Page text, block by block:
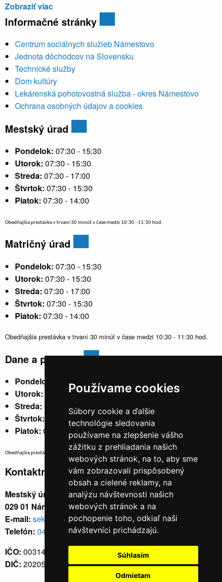
Používame cookies
Súbory cookie a ďalšie
technológie sledovania
používame na zlepšenie vášho
zážitku z prehliadania našich
webových stránok, na to, aby sme
vám zobrazovali prispôsobený
obsah a cielené reklamy, na
analýzu návštevnosti našich
webových stránok a na
pochopenie toho, odkiaľ naši
návštevníci prichádzajú.
Súhlasím
Odmietam
Zobraziť viac
Informačné stránky
Centrum sociálnych služieb Námestovo
Jednota dôchodcov na Slovensku
Technické služby
Dom kultúry
Lekárenská pohotovostná služba - okres Námestovo
Ochrana osobných údajov a cookies
Mestský úrad
Pondelok: 07:30 - 15:30
Utorok: 07:30 - 15:30
Streda: 07:30 - 17:00
Štvrtok: 07:30 - 15:30
Piatok: 07:30 - 14:00
Obedňajšia prestávka v trvaní 30 minút v čase medzi 10:30 - 11:30 hod.
Matričný úrad
Pondelok: 07:30 - 15:30
Utorok: 07:30 - 15:30
Streda: 07:30 - 17:00
Štvrtok: 07:30 - 15:30
Piatok: 07:30 - 14:00
Obedňajšia prestávka v trvaní 30 minút v čase medzi 10:30 - 11:30 hod.
Dane a poplatky
Pondelok:
07:30 - 15:30
Utorok:
nestránkový
Streda: 07:30 - 17:00
Štvrtok:
nestránkový
Piatok: 07:30 - 14:00
Obedňajšia prestávka v trvaní 30 minút v čase medzi 10:30 - 11:30 hod.
Kontaktné údaje
Mestský úrad, Cyrila a Metoda 329/6,
029 01 Námestovo
E-mail: sekretariat@namestovo.sk
Telefón: 043 5504711
IČO: 00314676
DIČ: 2020571707